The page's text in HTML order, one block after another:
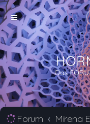
Forum